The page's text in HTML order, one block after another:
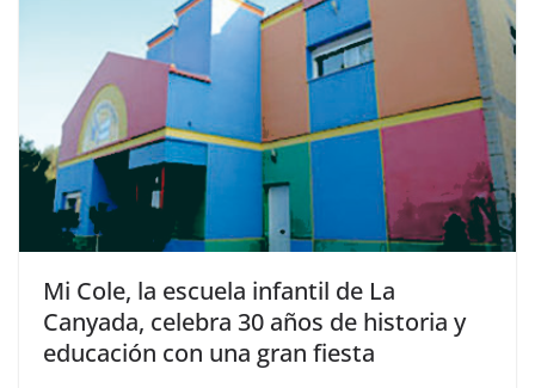
Mi Cole, la escuela infantil de La
Canyada, celebra 30 años de historia y
educación con una gran fiesta